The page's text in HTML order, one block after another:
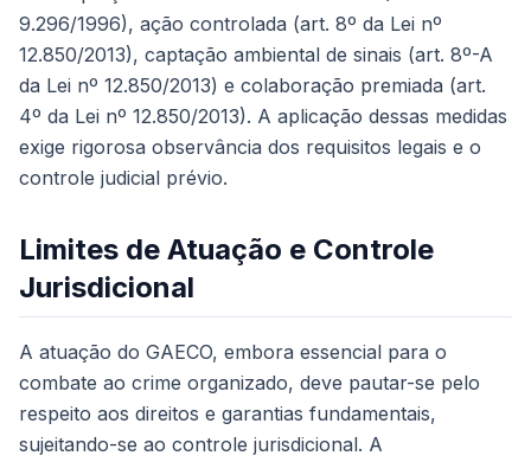
9.296/1996), ação controlada (art. 8º da Lei nº
12.850/2013), captação ambiental de sinais (art. 8º-A
da Lei nº 12.850/2013) e colaboração premiada (art.
4º da Lei nº 12.850/2013). A aplicação dessas medidas
exige rigorosa observância dos requisitos legais e o
controle judicial prévio.
Limites de Atuação e Controle
Jurisdicional
A atuação do GAECO, embora essencial para o
combate ao crime organizado, deve pautar-se pelo
respeito aos direitos e garantias fundamentais,
sujeitando-se ao controle jurisdicional. A